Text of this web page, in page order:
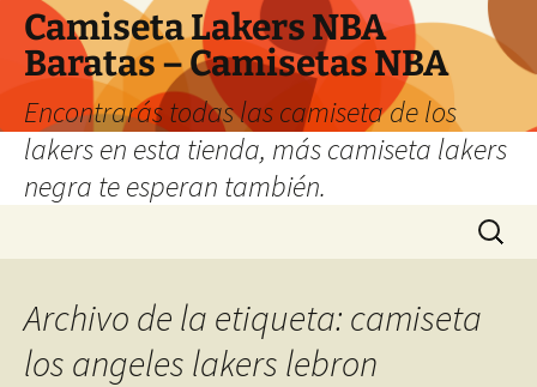
Camiseta Lakers NBA
Baratas – Camisetas NBA
Encontrarás todas las camiseta de los
lakers en esta tienda, más camiseta lakers
negra te esperan también.
Buscar:
Archivo de la etiqueta: camiseta
los angeles lakers lebron